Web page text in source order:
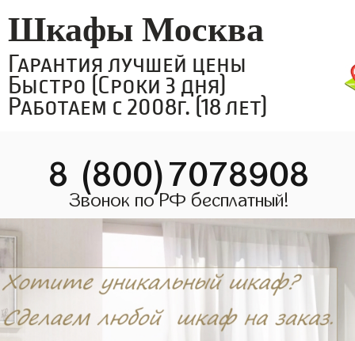
Шкафы Москва
Гарантия лучшей цены
Быстро (Сроки 3 дня)
Работаем с 2008г. (18 лет)
8 (800)7078908
Звонок по РФ бесплатный!